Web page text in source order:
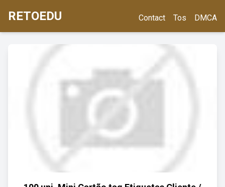
RETOEDU Contact Tos DMCA